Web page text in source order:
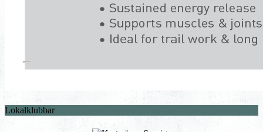
Lokalklubbar